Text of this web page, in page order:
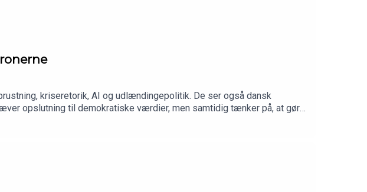
kriseretorik, AI og udlændingepolitik. De ser også dansk
opslutning til demokratiske værdier, men samtidig tænker på, at gøre
på Altinget, og Jakob Nielsen, ansvarshavende chefredaktør på
7. august. Afgang er som altid klokken 08:00 fra Ny Kongensgade 10.